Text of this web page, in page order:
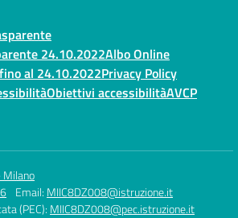
24.10.2022Albo Online
al 24.10.2022Privacy Policy
Obiettivi accessibilitàAVCP
Milano
Email: MIIC8DZ008@istruzione.it
(PEC): MIIC8DZ008@pec.istruzione.it